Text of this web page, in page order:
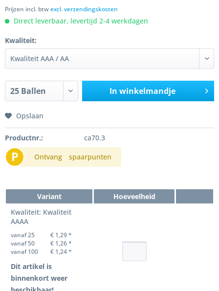
Prijzen incl. btwexcl. verzendingskosten
Direct leverbaar, levertijd 2-4 werkdagen
Kwaliteit:
In winkelmandje
Opslaan
Productnr.: ca70.3
P Ontvang spaarpunten
Variant
Hoeveelheid
Kwaliteit: Kwaliteit
AAAA
vanaf 25
€ 1,29 *
vanaf 50
€ 1,26 *
vanaf 100
€ 1,24 *
Dit artikel is
binnenkort weer